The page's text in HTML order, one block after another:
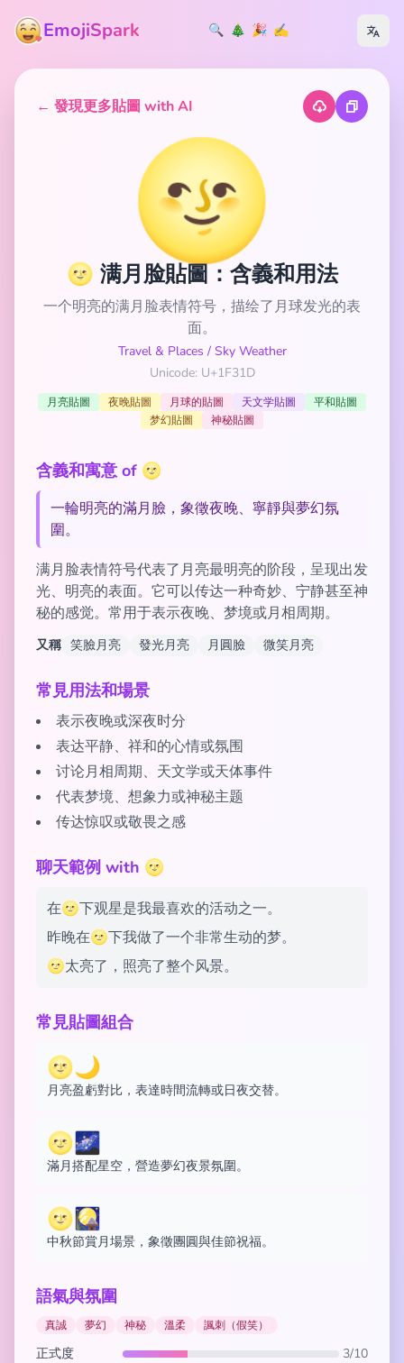
EmojiSpark 🔍 🎄 🎉 ✍️
← 發現更多貼圖 with AI
🌝
🌝 满月脸貼圖：含義和用法
一个明亮的满月脸表情符号，描绘了月球发光的表
面。
Travel & Places / Sky Weather
Unicode: U+1F31D
月亮貼圖 夜晚貼圖 月球的貼圖 天文学貼圖
平和貼圖
梦幻貼圖
神秘貼圖
含義和寓意 of 🌝
一輪明亮的滿月臉，象徵夜晚、寧靜與夢幻氛
圍。
满月脸表情符号代表了月亮最明亮的阶段，呈现出发
光、明亮的表面。它可以传达一种奇妙、宁静甚至神
秘的感觉。常用于表示夜晚、梦境或月相周期。
又稱 笑臉月亮 發光月亮 月圓臉 微笑月亮
常見用法和場景
表示夜晚或深夜时分
表达平静、祥和的心情或氛围
讨论月相周期、天文学或天体事件
代表梦境、想象力或神秘主题
传达惊叹或敬畏之感
聊天範例 with 🌝
在🌝下观星是我最喜欢的活动之一。
昨晚在🌝下我做了一个非常生动的梦。
🌝太亮了，照亮了整个风景。
常見貼圖組合
🌝🌙
月亮盈虧對比，表達時間流轉或日夜交替。
🌝🌌
滿月搭配星空，營造夢幻夜景氛圍。
🌝🎑
中秋節賞月場景，象徵團圓與佳節祝福。
語氣與氛圍
真誠 夢幻 神秘 溫柔 諷刺（假笑）
正式度
3/10